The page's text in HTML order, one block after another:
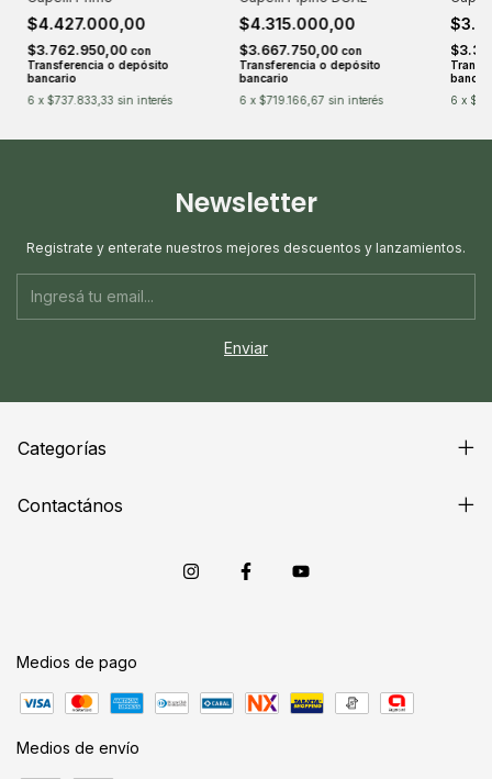
$4.427.000,00
$3.762.950,00 con
Transferencia o depósito
bancario
6 x $737.833,33 sin interés
$4.315.000,00
$3.667.750,00 con
Transferencia o depósito
bancario
6 x $719.166,67 sin interés
6 x
Newsletter
Registrate y enterate nuestros mejores descuentos y lanzamientos.
Categorías
Contactános
Medios de pago
Medios de envío